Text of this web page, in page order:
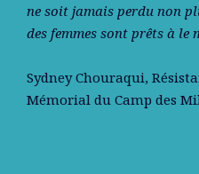
ne soit jamais perdu non
des femmes sont prêts à le
Sydney Chouraqui,
Mémorial du Camp des